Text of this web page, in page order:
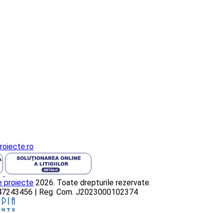
proiecte 2026. Toate drepturile rezervate.
| Reg. Com. J2023000102374